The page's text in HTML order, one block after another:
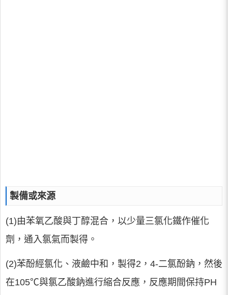
製備或來源
(1)由苯氧乙酸與丁醇混合，以少量三氯化鐵作催化
劑，通入氯氣而製得。
(2)苯酚經氯化、液鹼中和，製得2，4-二氯酚鈉，然後
在105℃與氯乙酸鈉進行縮合反應，反應期間保持PH